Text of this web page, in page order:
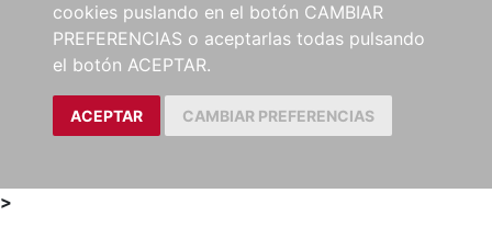
cookies puslando en el botón CAMBIAR
PREFERENCIAS o aceptarlas todas pulsando
el botón ACEPTAR.
ACEPTAR CAMBIAR PREFERENCIAS
>